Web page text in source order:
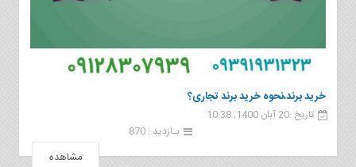
خرید برند،نحوه خرید برند تجاری؟
تاریخ :20 آبان 1400, 10:38
بـازدید : 870
مشاهده